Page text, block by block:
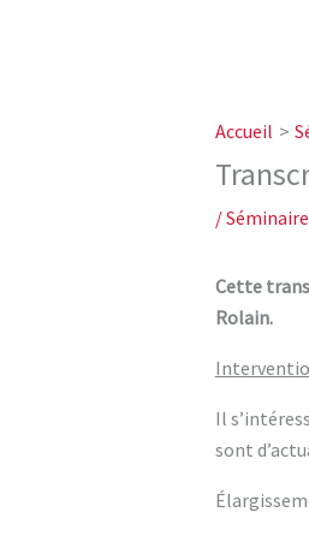
Accueil
/
Cette
Rolain.
Il
sont